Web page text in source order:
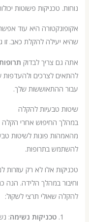
טכניקות פשוטות יכולות לעשות
היא עוד אפשרות
להקלת כאב. זו גישה
צריך לבדוקתרופות שונות
לצרכים ולהעדפות שלך. הכל
שלך.
טבעיות להקלה
החיפוש אחרי הקלה
פונות לשיטות טבעיות
בתרופות.
אלו לא רק עוזרות לנהל
במהלך הלידה. הנה כמה
שאולי תרצי לשקול:
טכניקות נשימה: נשימה